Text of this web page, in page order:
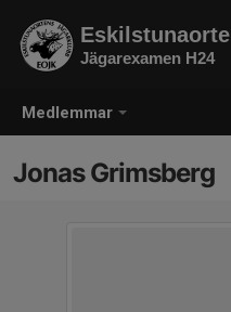
Medlemmar
Jägarexamen H24
Jonas Grimsberg